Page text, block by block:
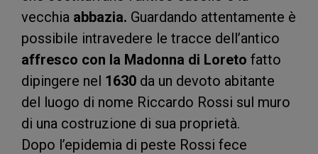
vecchia abbazia. Guardando attentamente è
possibile intravedere le tracce dell’antico
affresco con la Madonna di Loreto fatto
dipingere nel 1630 da un devoto abitante
del luogo di nome Riccardo Rossi sul muro
di una costruzione di sua proprietà.
Dopo l’epidemia di peste Rossi fece